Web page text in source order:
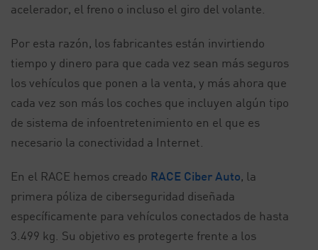
acelerador, el freno o incluso el giro del volante.
Por esta razón, los fabricantes están invirtiendo
tiempo y dinero para que cada vez sean más seguros
los vehículos que ponen a la venta, y más ahora que
cada vez son más los coches que incluyen algún tipo
de sistema de infoentretenimiento en el que es
necesario la conectividad a Internet.
En el RACE hemos creado RACE Ciber Auto, la
primera póliza de ciberseguridad diseñada
específicamente para vehículos conectados de hasta
3.499 kg. Su objetivo es protegerte frente a los